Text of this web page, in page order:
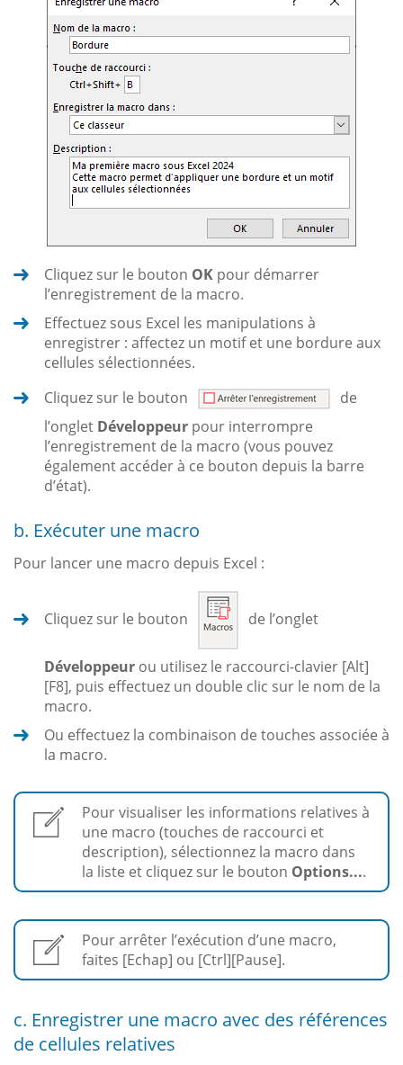
Cliquez sur le bouton OK pour démarrer
l’enregistrement de la macro.
Effectuez sous Excel les manipulations à
enregistrer : affectez un motif et une bordure aux
cellules sélectionnées.
Cliquez sur le bouton
de
l’onglet Développeur pour interrompre
l’enregistrement de la macro (vous pouvez
également accéder à ce bouton depuis la barre
d’état).
b. Exécuter une macro
Pour lancer une macro depuis Excel :
Cliquez sur le bouton de l’onglet
Développeur ou utilisez le raccourci-clavier [Alt]
[F8], puis effectuez un double clic sur le nom de la
macro.
Ou effectuez la combinaison de touches associée à
la macro.
Pour visualiser les informations relatives à
une macro (touches de raccourci et
description), sélectionnez la macro dans
la liste et cliquez sur le bouton Options....
Pour arrêter l’exécution d’une macro,
faites [Echap] ou [Ctrl][Pause].
c. Enregistrer une macro avec des références
de cellules relatives